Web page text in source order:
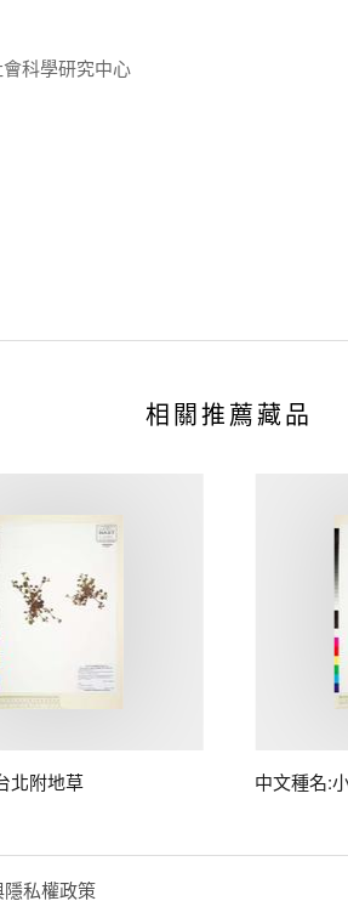
科學研究中心
相關推薦藏品
北附地草 中文種名:
私權政策